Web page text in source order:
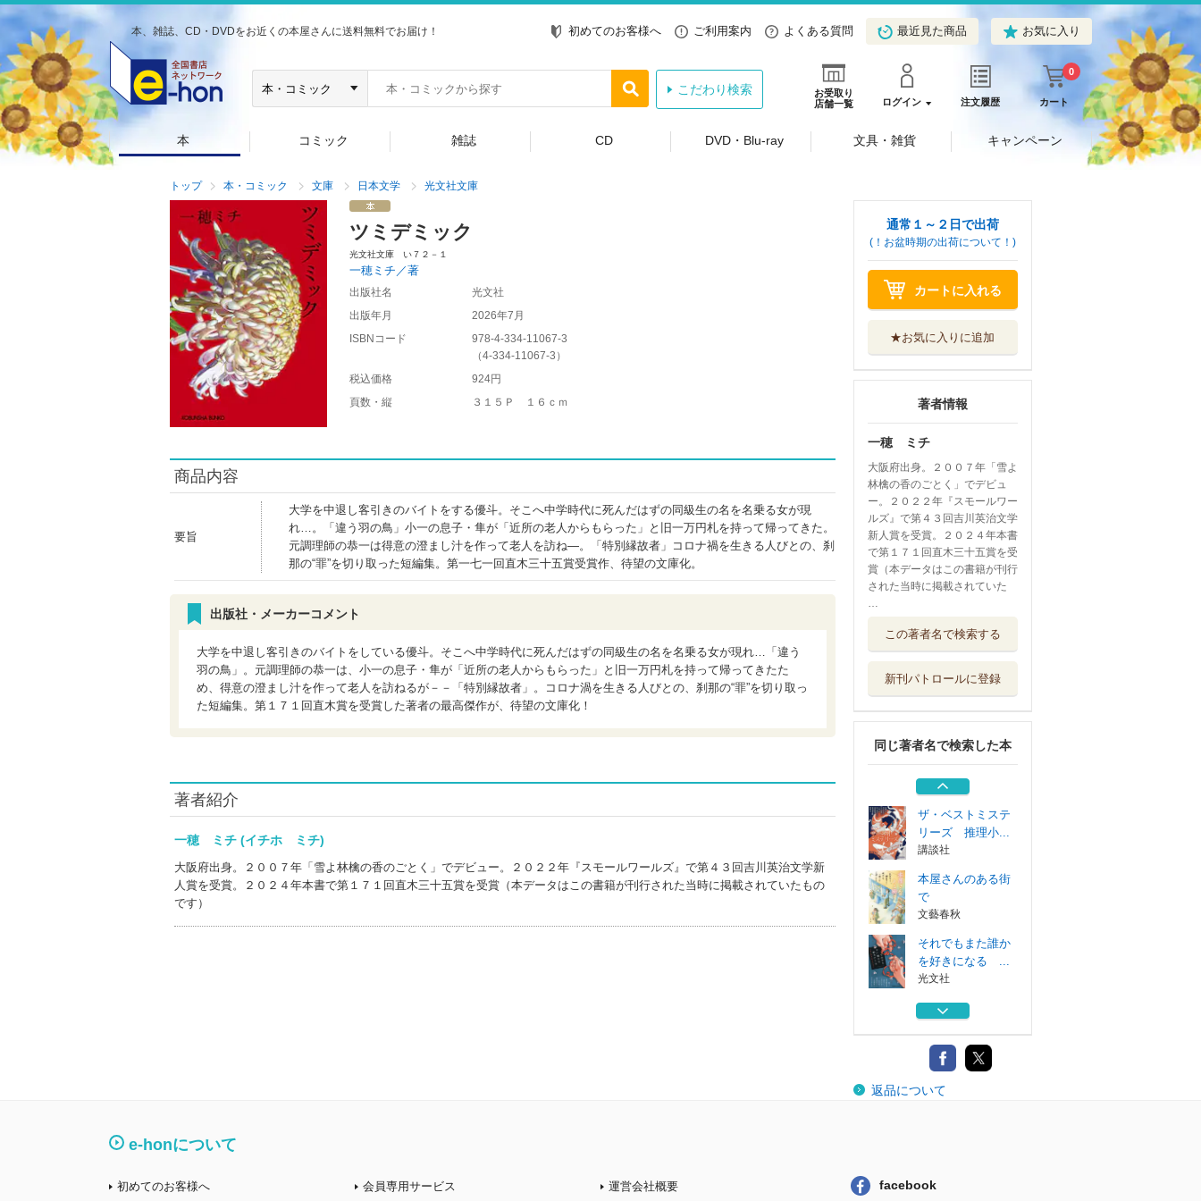
本、雑誌、CD・DVDをお近くの本屋さんに送料無料でお届け！ 初めてのお客様へ ご利用案内 よくある質問 最近見た商品 お気に入り
お受取り
店舗一覧
ログイン 注文履歴 カート
0
こだわり検索
本 コミック 雑誌 CD DVD・Blu-ray 文具・雑貨 キャンペーン
トップ 本・コミック 文庫 日本文学 光文社文庫
ツミデミック
光文社文庫 い７２－１
一穂ミチ／著
出版社名
光文社
出版年月
2026年7月
ISBNコード
978-4-334-11067-3
（4-334-11067-3 ）
税込価格
924円
頁数・縦
３１５Ｐ １６ｃｍ
商品内容
要旨
大学を中退し客引きのバイトをする優斗。そこへ中学時代に死んだはずの同級生の名を名乗る女が現
れ…。「違う羽の鳥」小一の息子・隼が「近所の老人からもらった」と旧一万円札を持って帰ってきた。
元調理師の恭一は得意の澄まし汁を作って老人を訪ね―。「特別縁故者」コロナ禍を生きる人びとの、刹
那の“罪”を切り取った短編集。第一七一回直木三十五賞受賞作、待望の文庫化。
出版社・メーカーコメント
大学を中退し客引きのバイトをしている優斗。そこへ中学時代に死んだはずの同級生の名を名乗る女が現れ…「違う
羽の鳥」。元調理師の恭一は、小一の息子・隼が「近所の老人からもらった」と旧一万円札を持って帰ってきたた
め、得意の澄まし汁を作って老人を訪ねるが－－「特別縁故者」。コロナ渦を生きる人びとの、刹那の“罪”を切り取っ
た短編集。第１７１回直木賞を受賞した著者の最高傑作が、待望の文庫化！
著者紹介
一穂 ミチ (イチホ ミチ)
大阪府出身。２００７年「雪よ林檎の香のごとく」でデビュー。２０２２年『スモールワールズ』で第４３回吉川英治文学新
人賞を受賞。２０２４年本書で第１７１回直木三十五賞を受賞（本データはこの書籍が刊行された当時に掲載されていたもの
です）
通常１～２日で出荷
(！お盆時期の出荷について！)
カートに入れる
★お気に入りに追加
著者情報
一穂 ミチ
大阪府出身。２００７年「雪よ
林檎の香のごとく」でデビュ
ー。２０２２年『スモールワー
ルズ』で第４３回吉川英治文学
新人賞を受賞。２０２４年本書
で第１７１回直木三十五賞を受
賞（本データはこの書籍が刊行
された当時に掲載されていた
…
この著者名で検索する
新刊パトロールに登録
同じ著者名で検索した本
で
それでもまた誰か
光文社
３０の短編小説
朝日新聞出版
ザ・ベストミステ
リーズ 推理小...
講談社
本屋さんのある街
で
文藝春秋
それでもまた誰か
を好きになる ...
光文社
３０の短編小説
ザ・ベストミステ
リーズ 推理小...
返品について
e-honについて
初めてのお客様へ 会員専用サービス 運営会社概要 facebook